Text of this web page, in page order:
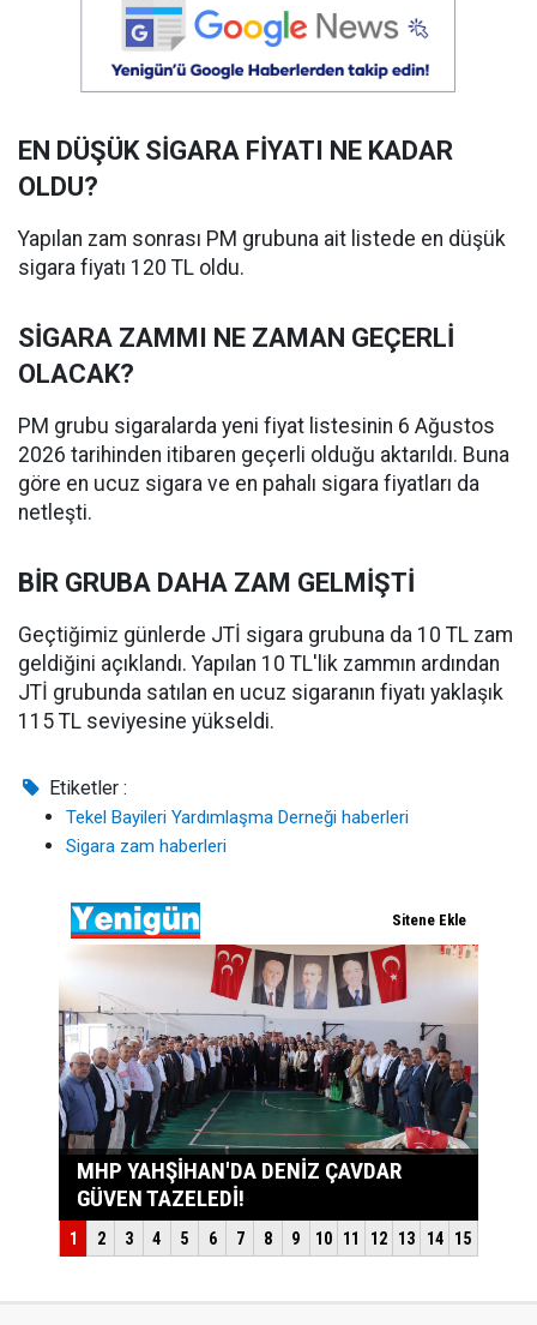
EN DÜŞÜK SİGARA FİYATI NE KADAR
OLDU?
Yapılan zam sonrası PM grubuna ait listede en düşük
sigara fiyatı 120 TL oldu.
SİGARA ZAMMI NE ZAMAN GEÇERLİ
OLACAK?
PM grubu sigaralarda yeni fiyat listesinin 6 Ağustos
2026 tarihinden itibaren geçerli olduğu aktarıldı. Buna
göre en ucuz sigara ve en pahalı sigara fiyatları da
netleşti.
BİR GRUBA DAHA ZAM GELMİŞTİ
Geçtiğimiz günlerde JTİ sigara grubuna da 10 TL zam
geldiğini açıklandı. Yapılan 10 TL'lik zammın ardından
JTİ grubunda satılan en ucuz sigaranın fiyatı yaklaşık
115 TL seviyesine yükseldi.
Etiketler :
Tekel Bayileri Yardımlaşma Derneği haberleri
Sigara zam haberleri